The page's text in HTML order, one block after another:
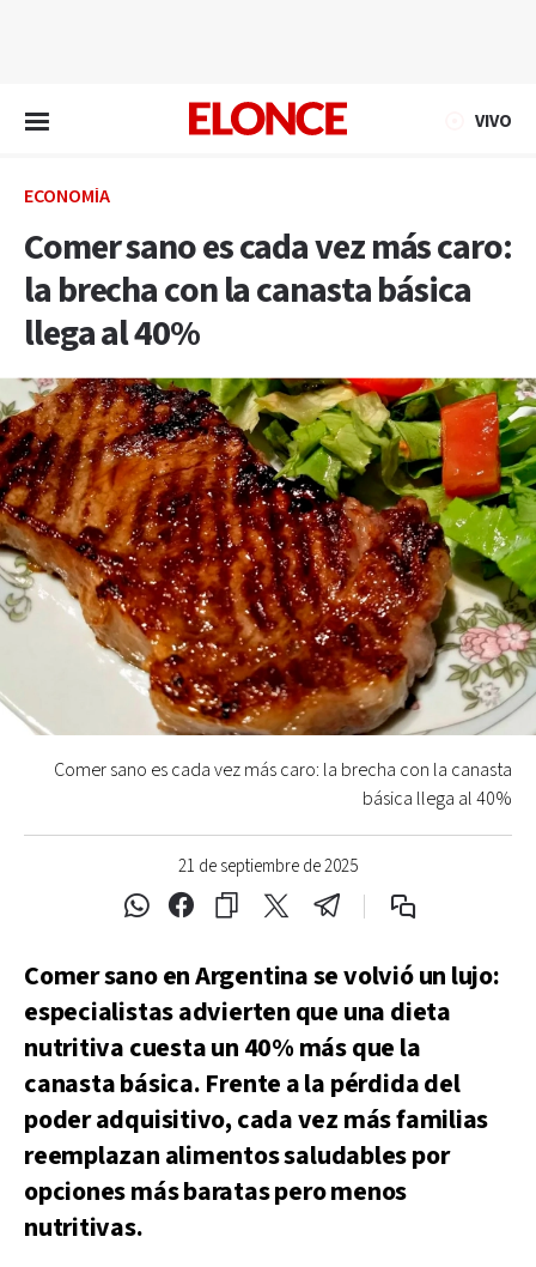
VIVO
ECONOMÍA
Comer sano es cada vez más caro:
la brecha con la canasta básica
llega al 40%
21 de septiembre de 2025
Comer sano es cada vez más caro: la brecha con la canasta
básica llega al 40%
Comer sano en Argentina se volvió un lujo:
especialistas advierten que una dieta
nutritiva cuesta un 40% más que la
canasta básica. Frente a la pérdida del
poder adquisitivo, cada vez más familias
reemplazan alimentos saludables por
opciones más baratas pero menos
nutritivas.